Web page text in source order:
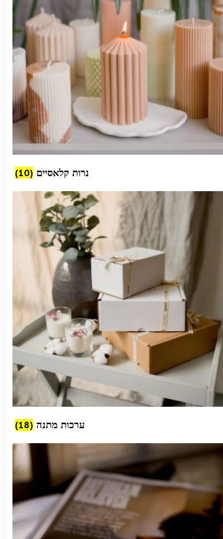
נרות קלאסיים (10)
ערכות מתנה (18)